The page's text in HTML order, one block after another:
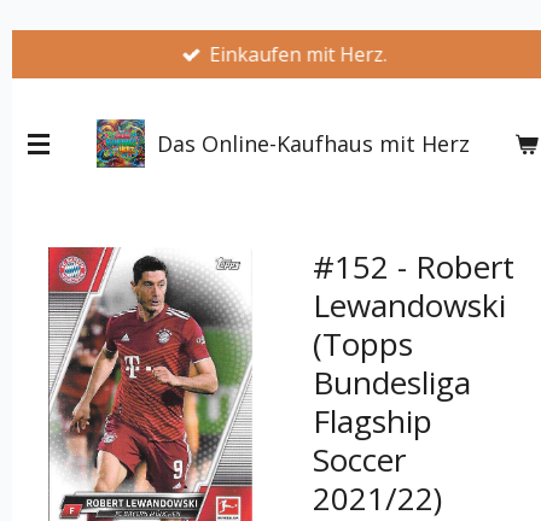
springen
Einkaufen mit Herz.
Das Online-Kaufhaus mit Herz
#152 - Robert
Lewandowski
(Topps
Bundesliga
Flagship
Soccer
2021/22)